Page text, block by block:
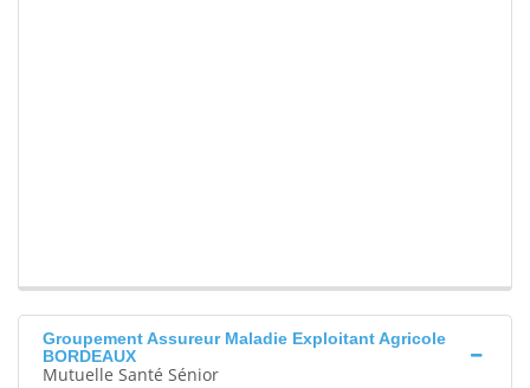
Groupement Assureur Maladie Exploitant Agricole
BORDEAUX
Mutuelle Santé Sénior